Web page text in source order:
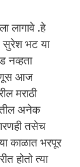
लागावे .हे
सुरेश भट या
नव्हता
आज
मराठी
अनेक
तसेच
काळात भरपूर
होतो त्या